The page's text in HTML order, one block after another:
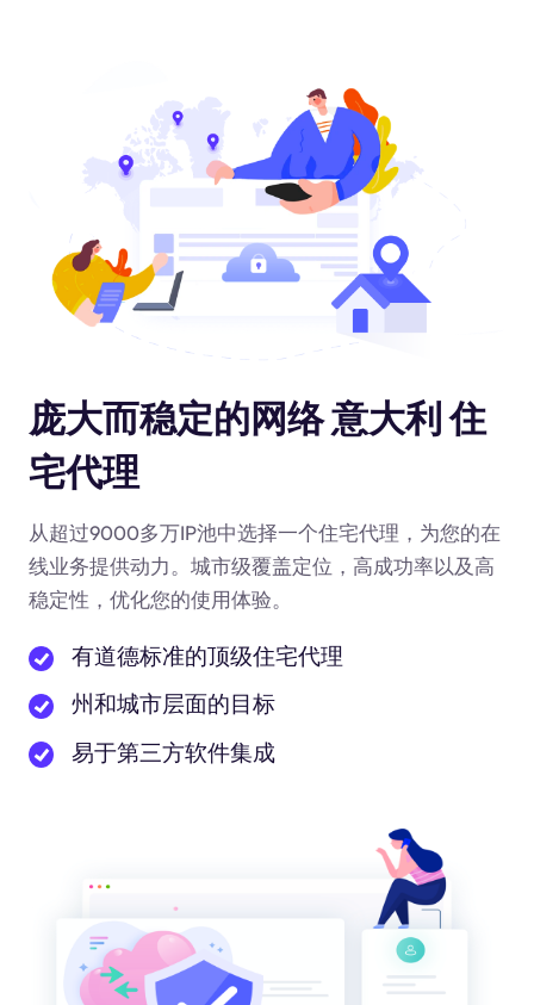
庞大而稳定的网络 意大利 住
宅代理
从超过9000多万IP池中选择一个住宅代理，为您的在
线业务提供动力。城市级覆盖定位，高成功率以及高
稳定性，优化您的使用体验。
有道德标准的顶级住宅代理
州和城市层面的目标
易于第三方软件集成